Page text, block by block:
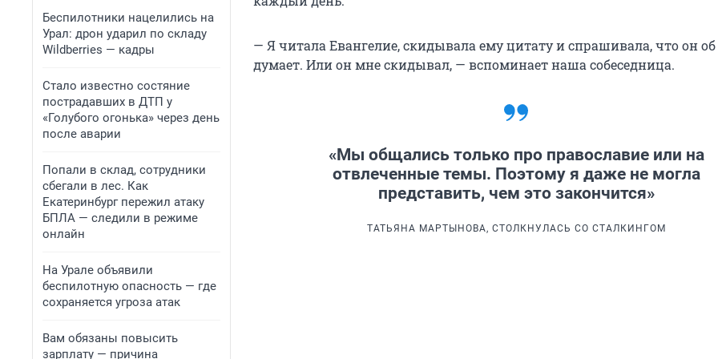
Беспилотники нацелились на
Урал: дрон ударил по складу
Wildberries — кадры
Стало известно состяние
пострадавших в ДТП у
«Голубого огонька» через день
после аварии
Попали в склад, сотрудники
сбегали в лес. Как
Екатеринбург пережил атаку
БПЛА — следили в режиме
онлайн
На Урале объявили
беспилотную опасность — где
сохраняется угроза атак
Вам обязаны повысить
зарплату — причина
— Я читала Евангелие, скидывала ему цитату и спрашивала, что он
думает. Или он мне скидывал, — вспоминает наша собеседница.
«Мы общались только про православие или на
отвлеченные темы. Поэтому я даже не могла
представить, чем это закончится»
ТАТЬЯНА МАРТЫНОВА, СТОЛКНУЛАСЬ СО СТАЛКИНГОМ